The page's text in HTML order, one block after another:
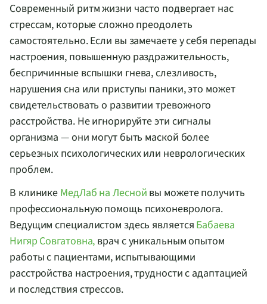
Современный ритм жизни часто подвергает нас
стрессам, которые сложно преодолеть
самостоятельно. Если вы замечаете у себя перепады
настроения, повышенную раздражительность,
беспричинные вспышки гнева, слезливость,
нарушения сна или приступы паники, это может
свидетельствовать о развитии тревожного
расстройства. Не игнорируйте эти сигналы
организма — они могут быть маской более
серьезных психологических или неврологических
проблем.
В клинике МедЛаб на Лесной вы можете получить
профессиональную помощь психоневролога.
Ведущим специалистом здесь является Бабаева
Нигяр Совгатовна, врач с уникальным опытом
работы с пациентами, испытывающими
расстройства настроения, трудности с адаптацией
и последствия стрессов.